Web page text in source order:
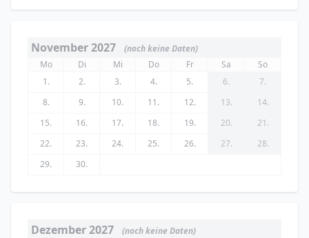
November 2027
(noch keine Daten)
Mo
Di Mi Do Fr Sa
So
1.
2. 3. 4. 5. 6.
7.
8.
9. 10. 11. 12. 13.
14.
15.
16. 17. 18. 19. 20.
21.
22.
23. 24. 25. 26. 27.
28.
29.
30.
Dezember 2027
(noch keine Daten)